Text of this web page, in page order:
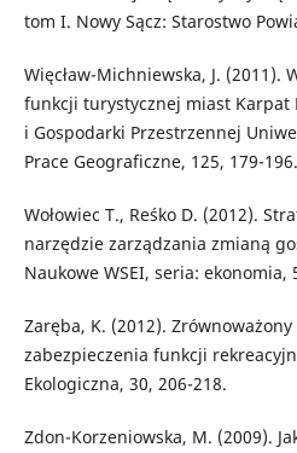
tom I. Nowy Sącz: Starostwo
Więcław-Michniewska, J. (2011).
funkcji turystycznej miast Karpat
i Gospodarki Przestrzennej
Prace Geograficzne, 125, 179-196.
Wołowiec T., Reśko D. (2012).
narzędzie zarządzania zmianą
Naukowe WSEI, seria: ekonomia,
Zaręba, K. (2012).
zabezpieczenia funkcji
Ekologiczna, 30, 206-218.
Zdon-Korzeniowska, M. (2009).